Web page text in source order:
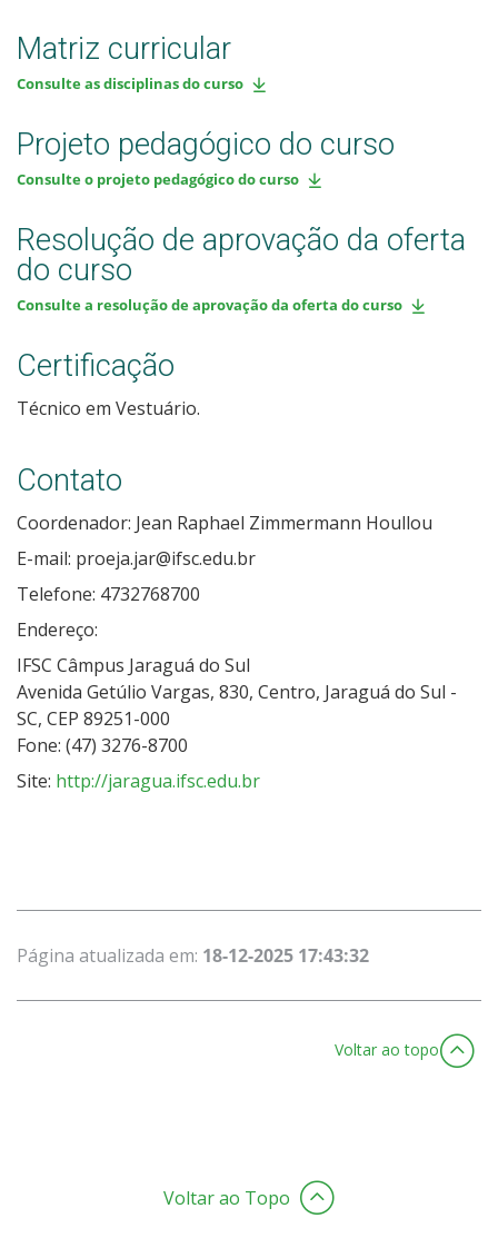
Matriz curricular
Consulte as disciplinas do curso
Projeto pedagógico do curso
Consulte o projeto pedagógico do curso
Resolução de aprovação da oferta
do curso
Consulte a resolução de aprovação da oferta do curso
Certificação
Técnico em Vestuário.
Contato
Coordenador: Jean Raphael Zimmermann Houllou
E-mail: proeja.jar@ifsc.edu.br
Telefone: 4732768700
Endereço:
IFSC Câmpus Jaraguá do Sul
Avenida Getúlio Vargas, 830, Centro, Jaraguá do Sul -
SC, CEP 89251-000
Fone: (47) 3276-8700
Site: http://jaragua.ifsc.edu.br
Página atualizada em: 18-12-2025 17:43:32
Voltar ao topo
Voltar ao Topo